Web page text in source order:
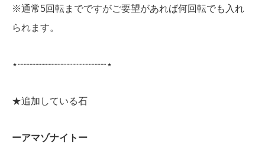
※通常5回転までですがご要望があれば何回転でも入れ
られます。
⋆┈┈┈┈┈┈┈┈┈┈┈┈┈┈┈⋆
★追加している石
ーアマゾナイトー